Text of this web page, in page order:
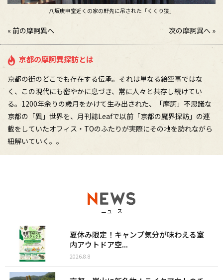
八坂庚申堂近くの家の軒先に吊された「くくり猿」
« 前の摩訶異へ 次の摩訶異へ »
京都の摩訶異探訪とは
京都の街のどこでも存在する伝承。それは単なる絵空事ではな
く、この現代にも密やかに息づき、常に人々と共存し続けてい
る。1200年余りの歳月をかけて生み出された、「摩訶」不思議な
京都の「異」世界を、月刊誌Leafで以前「京都の魔界探訪」の連
載をしていたオフィス・TOのふたりが実際にその地を訪れながら
紐解いていく。。
ニュース
夏休み限定！キャンプ気分が味わえる室
内アウトドア空...
2026.8.8